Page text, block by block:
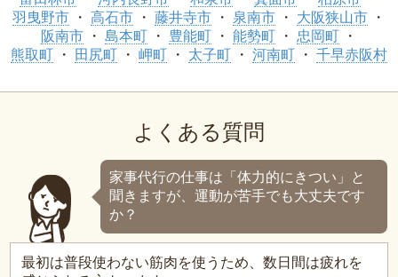
羽曳野市
高石市 藤井寺市 泉南市
大阪狭山市
阪南市
島本町 豊能町 能勢町
忠岡町
熊取町
田尻町 岬町 太子町 河南町 千早赤阪村
よくある質問
家事代行の仕事は「体力的にきつい」と
聞きますが、運動が苦手でも大丈夫です
か？
最初は普段使わない筋肉を使うため、数日間は疲れを